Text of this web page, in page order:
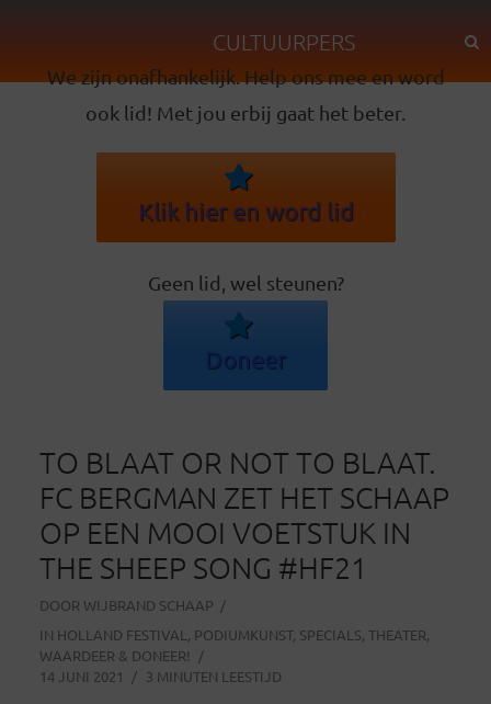
CULTUURPERS
We zijn onafhankelijk. Help ons mee en word
ook lid! Met jou erbij gaat het beter.
Klik hier en word lid
Geen lid, wel steunen?
Doneer
TO BLAAT OR NOT TO BLAAT.
FC BERGMAN ZET HET SCHAAP
OP EEN MOOI VOETSTUK IN
THE SHEEP SONG #HF21
DOOR WIJBRAND SCHAAP
IN HOLLAND FESTIVAL , PODIUMKUNST, SPECIALS, THEATER,
WAARDEER & DONEER!
14 JUNI 2021
3 MINUTEN LEESTIJD